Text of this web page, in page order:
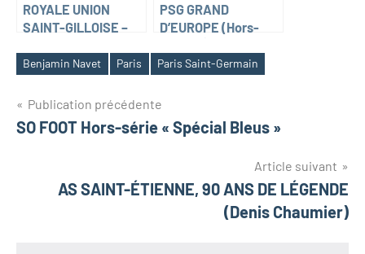
ROYALE UNION
SAINT-GILLOISE –
PSG GRAND
D’EUROPE (Hors-
Benjamin Navet Paris Paris Saint-Germain
Navigation
de
Publication précédente
SO FOOT Hors-série « Spécial Bleus »
Article suivant
AS SAINT-ÉTIENNE, 90 ANS DE LÉGENDE
(Denis Chaumier)